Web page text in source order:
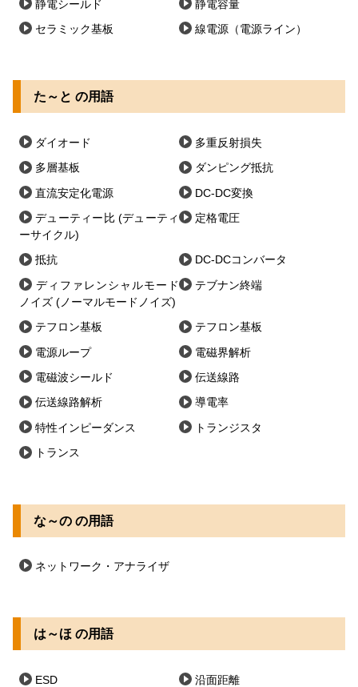
静電シールド 静電容量
セラミック基板 線電源（電源ライン）
た～と の用語
ダイオード 多重反射損失
多層基板 ダンピング抵抗
直流安定化電源 DC-DC変換
デューティー比 (デューティ
ーサイクル)
定格電圧
抵抗 DC-DCコンバータ
ディファレンシャルモード
ノイズ (ノーマルモードノイズ)
テブナン終端
テフロン基板 テフロン基板
電源ループ 電磁界解析
電磁波シールド 伝送線路
伝送線路解析 導電率
特性インピーダンス トランジスタ
トランス
な～の の用語
ネットワーク・アナライザ
は～ほ の用語
ESD 沿面距離